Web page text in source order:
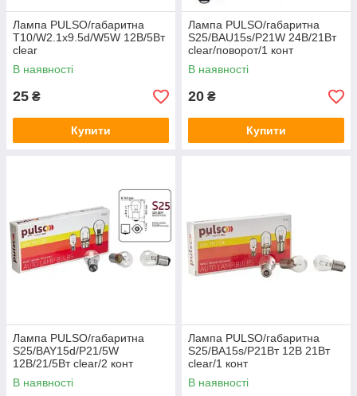
Лампа PULSO/габаритна
T10/W2.1x9.5d/W5W 12В/5Вт
clear
В наявності
25 ₴
Купити
Лампа PULSO/габаритна
S25/BAU15s/P21W 24В/21Вт
clear/поворот/1 конт
В наявності
20 ₴
Купити
Лампа PULSO/габаритна
S25/BAY15d/P21/5W
12В/21/5Вт clear/2 конт
В наявності
Лампа PULSO/габаритна
S25/BA15s/P21Вт 12В 21Вт
clear/1 конт
В наявності